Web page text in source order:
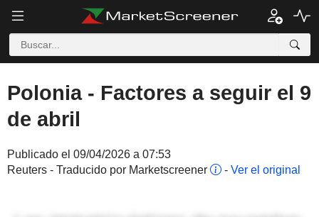
Polonia - Factores a seguir el 9
de abril
Publicado el 09/04/2026 a 07:53
Reuters - Traducido por Marketscreener
- Ver el original